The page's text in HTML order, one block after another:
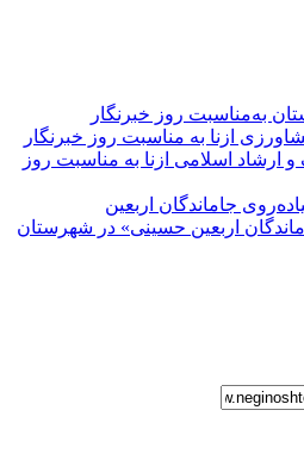
به‌مناسبت روز خبرنگار
ازنا به مناسبت روز خبرنگار
و ارشاد اسلامی ازنا به مناسبت روز
جاماندگان اربعین
اربعین حسینی» در شهرستان